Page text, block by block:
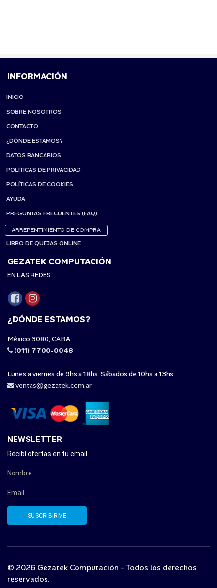
INFORMACIÓN
INICIO
SOBRE NOSOTROS
CONTACTO
¿DÓNDE ESTAMOS?
DATOS BANCARIOS
POLÍTICAS DE PRIVACIDAD
POLÍTICAS DE COOKIES
AYUDA
PREGUNTAS FRECUENTES (FAQ)
ARREPENTIMIENTO DE COMPRA
LIBRO DE QUEJAS ONLINE
GEZATEK COMPUTACIÓN
EN LAS REDES
¿DÓNDE ESTAMOS?
México 3080, CABA
(011) 7700-0048
Lunes a viernes de 9hs a 18hs. Sábados de 10hs a 13hs.
ventas@gezatek.com.ar
NEWSLETTER
Recibí ofertas en tu email
© 2026 Gezatek Computación - Todos los derechos
reservados.